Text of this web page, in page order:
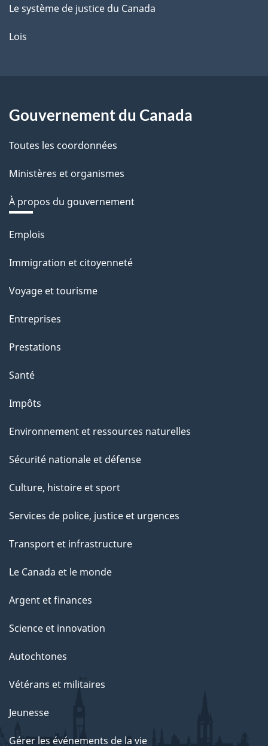
Le système de justice du Canada
Lois
Gouvernement du Canada
Toutes les coordonnées
Ministères et organismes
À propos du gouvernement
Thèmes
sujets
Emplois
Immigration et citoyenneté
Voyage et tourisme
Entreprises
Prestations
Santé
Impôts
Environnement et ressources naturelles
Sécurité nationale et défense
Culture, histoire et sport
Services de police, justice et urgences
Transport et infrastructure
Le Canada et le monde
Argent et finances
Science et innovation
Autochtones
Vétérans et militaires
Jeunesse
Gérer les événements de la vie